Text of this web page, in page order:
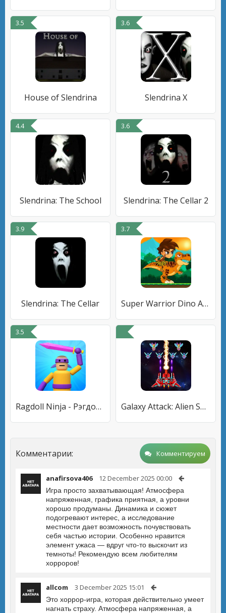
3.5
House of Slendrina
3.6
Slendrina X
4.4
Slendrina: The School
3.6
Slendrina: The Cellar 2
3.9
Slendrina: The Cellar
3.7
Super Warrior Dino Adventures
3.5
Ragdoll Ninja - Рэгдолл Ниндзя Galaxy Attack: Alien Shooter
Комментарии: Комментируем
anafirsova406 12 December 2025 00:00
Игра просто захватывающая! Атмосфера
напряженная, графика приятная, а уровни
хорошо продуманы. Динамика и сюжет
подогревают интерес, а исследование
местности дает возможность почувствовать
себя частью истории. Особенно нравится
элемент ужаса — вдруг что-то выскочит из
темноты! Рекомендую всем любителям
хорроров!
allcom 3 December 2025 15:01
Это хоррор-игра, которая действительно умеет
нагнать страху. Атмосфера напряженная, а